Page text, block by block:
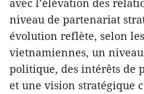
avec l’élévation des
niveau de partenariat
évolution reflète, selon
vietnamiennes, un
politique, des intérêts de
et une vision stratégique